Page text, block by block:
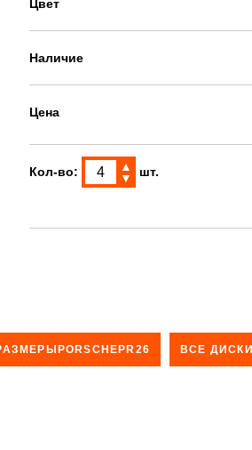
Цвет
Наличие
Цена
Кол-во:
▲
▼
шт.
ВСЕ ДИСКИ